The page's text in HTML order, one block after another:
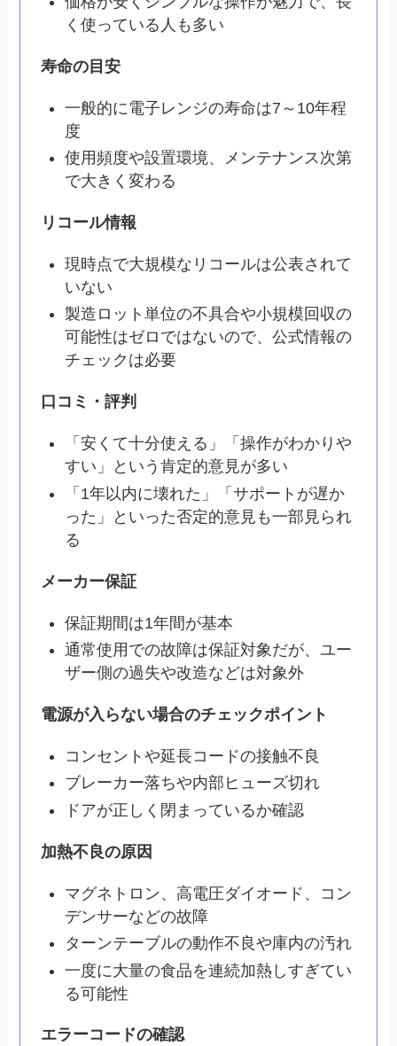
く使っている人も多い
寿命の目安
一般的に電子レンジの寿命は7～10年程
度
使用頻度や設置環境、メンテナンス次第
で大きく変わる
リコール情報
現時点で大規模なリコールは公表されて
いない
製造ロット単位の不具合や小規模回収の
可能性はゼロではないので、公式情報の
チェックは必要
口コミ・評判
「安くて十分使える」「操作がわかりや
すい」という肯定的意見が多い
「1年以内に壊れた」「サポートが遅か
った」といった否定的意見も一部見られ
る
メーカー保証
保証期間は1年間が基本
通常使用での故障は保証対象だが、ユー
ザー側の過失や改造などは対象外
電源が入らない場合のチェックポイント
コンセントや延長コードの接触不良
ブレーカー落ちや内部ヒューズ切れ
ドアが正しく閉まっているか確認
加熱不良の原因
マグネトロン、高電圧ダイオード、コン
デンサーなどの故障
ターンテーブルの動作不良や庫内の汚れ
一度に大量の食品を連続加熱しすぎてい
る可能性
エラーコードの確認